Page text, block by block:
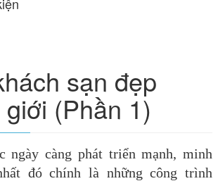
sạn đẹp
(Phần 1)
ngày càng phát triển mạnh, minh
đó chính là những công trình